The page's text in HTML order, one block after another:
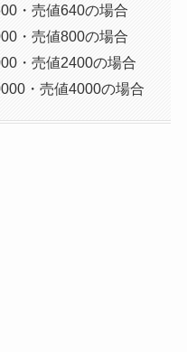
・売値640の場合
・売値800の場合
・売値2400の場合
・売値4000の場合